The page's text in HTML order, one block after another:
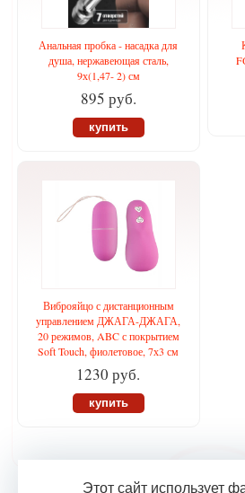
Анальная пробка - насадка для
душа, нержавеющая сталь,
9х(1,47- 2) см
895 руб.
купить
Виброяйцо с дистанционным
управлением ДЖАГА-ДЖАГА,
20 режимов, ABC с покрытием
Soft Touch, фиолетовое, 7х3 см
1230 руб.
купить
Этот сайт использует